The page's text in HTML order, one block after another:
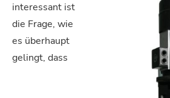
interessant ist
die Frage, wie
es überhaupt
gelingt, dass